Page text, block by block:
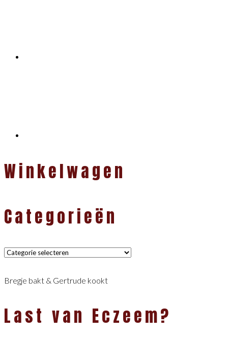
Winkelwagen
Categorieën
Categorieën
Bregje bakt & Gertrude kookt
Last van Eczeem?